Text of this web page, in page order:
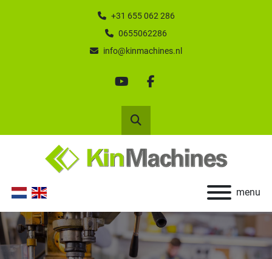
+31 655 062 286
0655062286
info@kinmachines.nl
youtubefacebook
Zoek
menu